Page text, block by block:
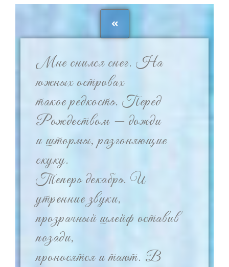
Мне снился снег. На
южных островах
такое редкость. Перед
Рождеством — дожди
и штормы, разгоняющие
скуку.
Теперь декабрь. И
утренние звуки,
прозрачный шлейф оставив
позади,
проносятся и тают. В